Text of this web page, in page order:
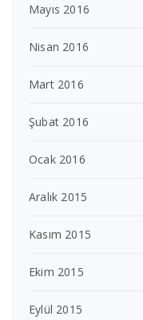
Mayıs 2016
Nisan 2016
Mart 2016
Şubat 2016
Ocak 2016
Aralık 2015
Kasım 2015
Ekim 2015
Eylül 2015